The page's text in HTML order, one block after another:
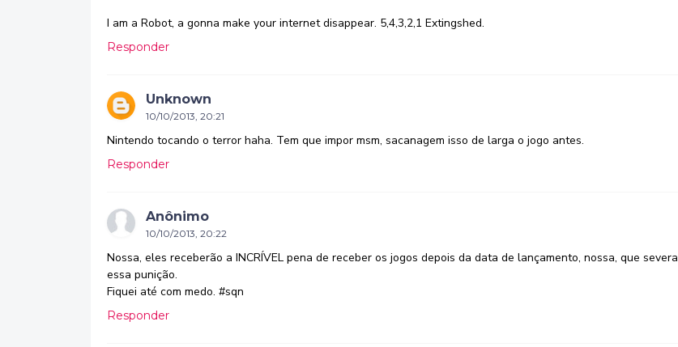
I am a Robot, a gonna make your internet disappear. 5,4,3,2,1 Extingshed.
Responder
Unknown
10/10/2013, 20:21
Nintendo tocando o terror haha. Tem que impor msm, sacanagem isso de larga o jogo antes.
Responder
Anônimo
10/10/2013, 20:22
Nossa, eles receberão a INCRÍVEL pena de receber os jogos depois da data de lançamento, nossa, que severa
essa punição.
Fiquei até com medo. #sqn
Responder